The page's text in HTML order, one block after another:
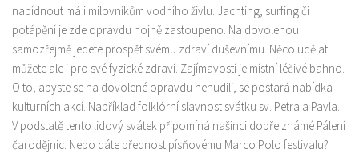
nabídnout má i milovníkům vodního živlu. Jachting, surfing či
potápění je zde opravdu hojně zastoupeno. Na dovolenou
samozřejmě jedete prospět svému zdraví duševnímu. Něco udělat
můžete ale i pro své fyzické zdraví. Zajímavostí je místní léčivé bahno.
O to, abyste se na dovolené opravdu nenudili, se postará nabídka
kulturních akcí. Například folklórní slavnost svátku sv. Petra a Pavla.
V podstatě tento lidový svátek připomíná našinci dobře známé Pálení
čarodějnic. Nebo dáte přednost písňovému Marco Polo festivalu?